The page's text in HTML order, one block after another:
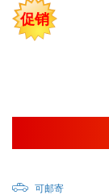
促销
可邮寄